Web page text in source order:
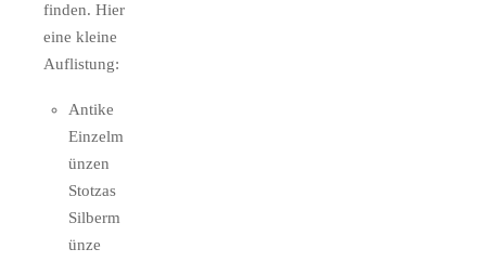
finden. Hier
eine kleine
Auflistung:
Antike
Einzelm
ünzen
Stotzas
Silberm
ünze